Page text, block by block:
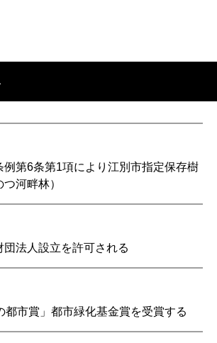
例第6条第1項により江別市指定保存樹
つ河畔林）
法人設立を許可される
都市賞」都市緑化基金賞を受賞する